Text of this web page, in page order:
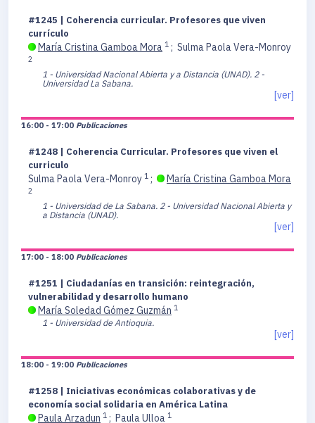
#1245 | Coherencia curricular. Profesores que viven
currículo
María Cristina Gamboa Mora 1 ; Sulma Paola Vera-Monroy
2
1 - Universidad Nacional Abierta y a Distancia (UNAD). 2 -
Universidad La Sabana.
[ver]
16:00 - 17:00 Publicaciones
#1248 | Coherencia Curricular. Profesores que viven el
curriculo
Sulma Paola Vera-Monroy 1 ; María Cristina Gamboa Mora
2
1 - Universidad de La Sabana. 2 - Universidad Nacional Abierta y
a Distancia (UNAD).
[ver]
17:00 - 18:00 Publicaciones
#1251 | Ciudadanías en transición: reintegración,
vulnerabilidad y desarrollo humano
María Soledad Gómez Guzmán 1
1 - Universidad de Antioquia.
[ver]
18:00 - 19:00 Publicaciones
#1258 | Iniciativas económicas colaborativas y de
economía social solidaria en América Latina
Paula Arzadun 1 ; Paula Ulloa 1